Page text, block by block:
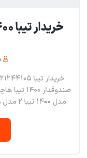
مدل ۱۴۰۰ تیبا ۲ مدل ۹۸ و تیبا ۲ مدل ۱۴۰۱ و تیبا هاچبک...